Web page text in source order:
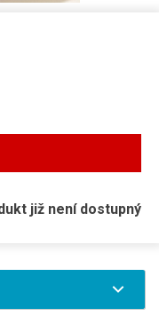
již není dostupný